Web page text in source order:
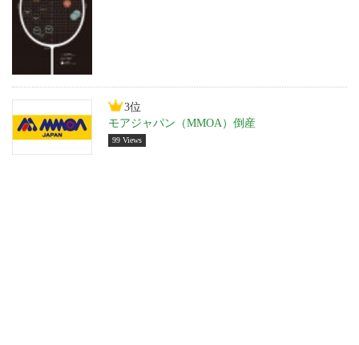
3位
モアジャパン（MMOA）倒産
99 Views